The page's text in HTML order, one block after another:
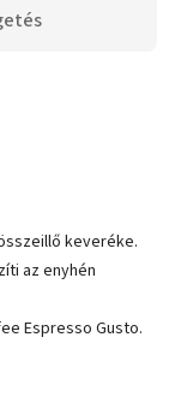
keveréke.
az enyhén
Espresso Gusto.